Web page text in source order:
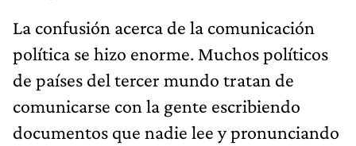
La confusión acerca de la comunicación
política se hizo enorme. Muchos políticos
de países del tercer mundo tratan de
comunicarse con la gente escribiendo
documentos que nadie lee y pronunciando